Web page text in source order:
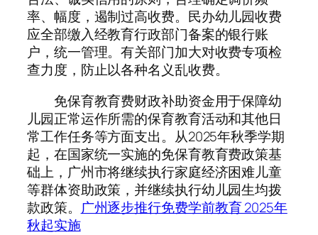
率、幅度，遏制过高收费。民办幼儿园收费
应全部缴入经教育行政部门备案的银行账
户，统一管理。有关部门加大对收费专项检
查力度，防止以各种名义乱收费。
免保育教育费财政补助资金用于保障幼
儿园正常运作所需的保育教育活动和其他日
常工作任务等方面支出。从2025年秋季学期
起，在国家统一实施的免保育教育费政策基
础上，广州市将继续执行家庭经济困难儿童
等群体资助政策，并继续执行幼儿园生均拨
款政策。 广州逐步推行免费学前教育 2025年
秋起实施